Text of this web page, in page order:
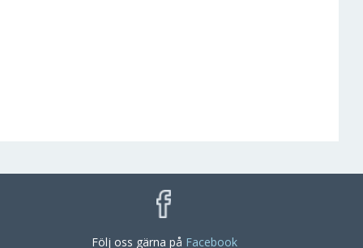
Följ oss gärna på Facebook